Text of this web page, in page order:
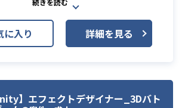
マートフォンタイトルのバトル用ス
キルエフェクトや、
マップの環境エフェクトなどの作成
オリティチェック・指導などのご経
験があると望ましいです。
に入り 詳細を見る
】エフェクトデザイナー_3Dバト